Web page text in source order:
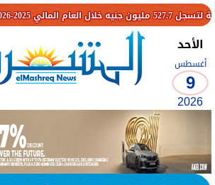
الأحد
أغسطس
9
2026